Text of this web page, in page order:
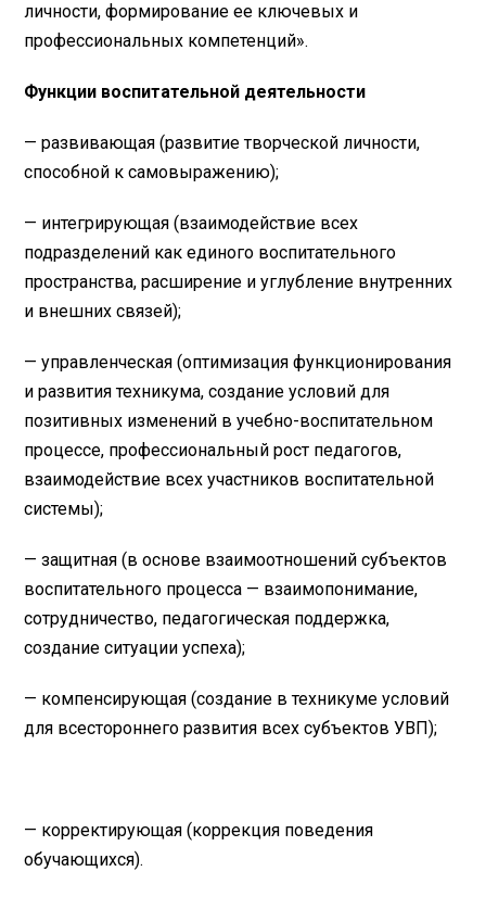
личности, формирование ее ключевых и
профессиональных компетенций».
Функции воспитательной деятельности
— развивающая (развитие творческой личности,
способной к самовыражению);
— интегрирующая (взаимодействие всех
подразделений как единого воспитательного
пространства, расширение и углубление внутренних
и внешних связей);
— управленческая (оптимизация функционирования
и развития техникума, создание условий для
позитивных изменений в учебно-воспитательном
процессе, профессиональный рост педагогов,
взаимодействие всех участников воспитательной
системы);
— защитная (в основе взаимоотношений субъектов
воспитательного процесса — взаимопонимание,
сотрудничество, педагогическая поддержка,
создание ситуации успеха);
— компенсирующая (создание в техникуме условий
для всестороннего развития всех субъектов УВП);
— корректирующая (коррекция поведения
обучающихся).